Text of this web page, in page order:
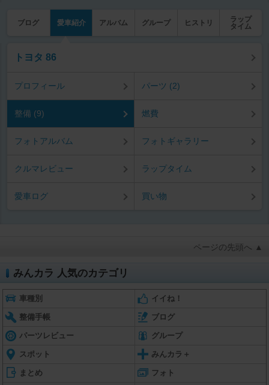
ブログ 愛車紹介 アルバム グループ ヒストリ
ラップ
タイム
トヨタ 86
プロフィール パーツ (2)
整備 (9) 燃費
フォトアルバム フォトギャラリー
クルマレビュー ラップタイム
愛車ログ 買い物
ページの先頭へ ▲
みんカラ 人気のカテゴリ
車種別 イイね！
整備手帳 ブログ
パーツレビュー グループ
スポット みんカラ＋
まとめ フォト